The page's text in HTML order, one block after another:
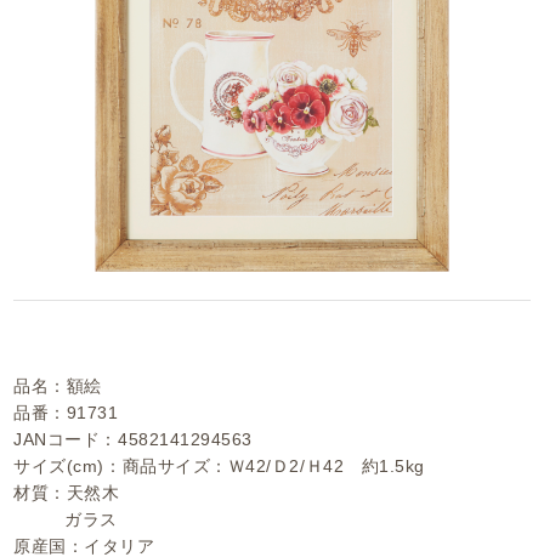
品名：額絵
品番：91731
JANコード：4582141294563
サイズ(cm)：商品サイズ：Ｗ42/Ｄ2/Ｈ42 約1.5kg
材質：天然木
ガラス
原産国：イタリア